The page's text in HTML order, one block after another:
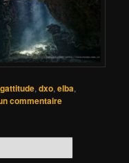
,dxo,elba,
commentaire